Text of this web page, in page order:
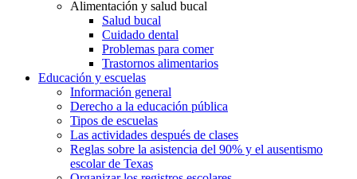
Alimentación y salud bucal
Salud bucal
Cuidado dental
Problemas para comer
Trastornos alimentarios
Educación y escuelas
Información general
Derecho a la educación pública
Tipos de escuelas
Las actividades después de clases
Reglas sobre la asistencia del 90% y el ausentismo
escolar de Texas